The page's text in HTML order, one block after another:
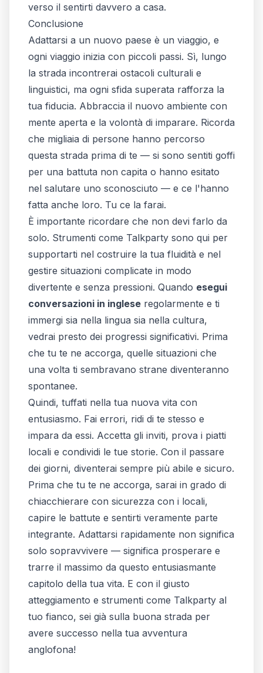
verso il sentirti davvero a casa.
Conclusione
Adattarsi a un nuovo paese è un viaggio, e
ogni viaggio inizia con piccoli passi. Sì, lungo
la strada incontrerai ostacoli culturali e
linguistici, ma ogni sfida superata rafforza la
tua fiducia. Abbraccia il nuovo ambiente con
mente aperta e la volontà di imparare. Ricorda
che migliaia di persone hanno percorso
questa strada prima di te — si sono sentiti goffi
per una battuta non capita o hanno esitato
nel salutare uno sconosciuto — e ce l'hanno
fatta anche loro. Tu ce la farai.
È importante ricordare che non devi farlo da
solo. Strumenti come Talkparty sono qui per
supportarti nel costruire la tua fluidità e nel
gestire situazioni complicate in modo
divertente e senza pressioni. Quando esegui
conversazioni in inglese regolarmente e ti
immergi sia nella lingua sia nella cultura,
vedrai presto dei progressi significativi. Prima
che tu te ne accorga, quelle situazioni che
una volta ti sembravano strane diventeranno
spontanee.
Quindi, tuffati nella tua nuova vita con
entusiasmo. Fai errori, ridi di te stesso e
impara da essi. Accetta gli inviti, prova i piatti
locali e condividi le tue storie. Con il passare
dei giorni, diventerai sempre più abile e sicuro.
Prima che tu te ne accorga, sarai in grado di
chiacchierare con sicurezza con i locali,
capire le battute e sentirti veramente parte
integrante. Adattarsi rapidamente non significa
solo sopravvivere — significa prosperare e
trarre il massimo da questo entusiasmante
capitolo della tua vita. E con il giusto
atteggiamento e strumenti come Talkparty al
tuo fianco, sei già sulla buona strada per
avere successo nella tua avventura
anglofona!